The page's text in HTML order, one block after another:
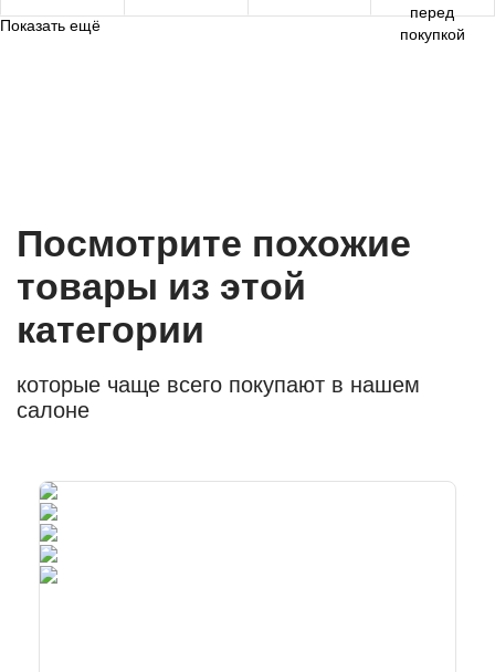
перед
покупкой
Показать ещё
Посмотрите похожие
товары из этой
категории
которые чаще всего покупают в нашем
салоне